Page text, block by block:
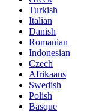
Turkish
Italian
Danish
Romanian
Indonesian
Czech
Afrikaans
Swedish
Polish
Basque